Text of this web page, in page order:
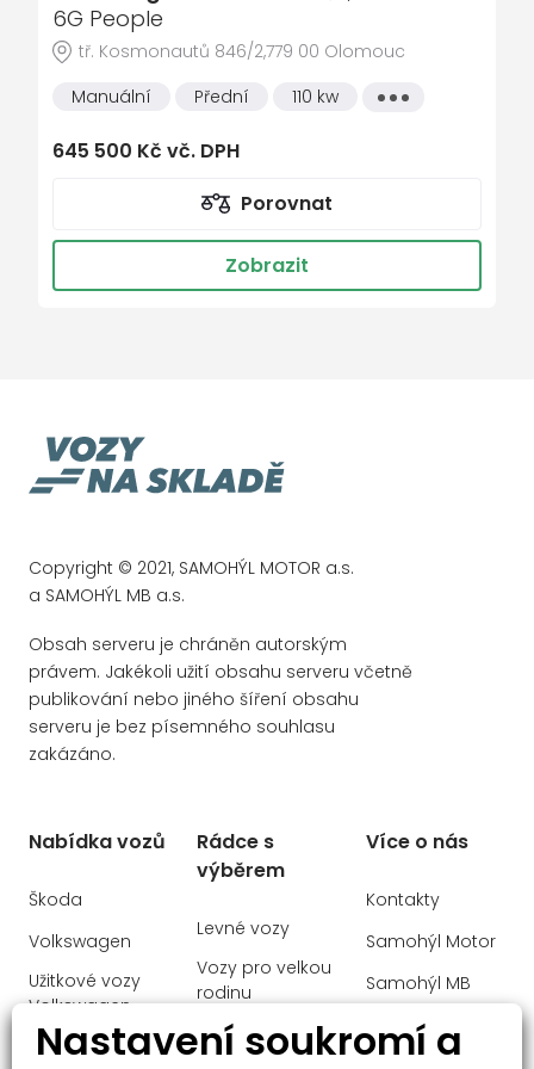
Airbag řidiče a spolujezdce
Parkovací senzory vepředu
Front assist/Nouzové brzdění
Rezervní kolo
Rozpoznání dopravních značek
Airbag hlavový
6G People
tř. Kosmonautů 846/2,779 00 Olomouc
Manuální
Přední 110 kw
Všechny
645 500 Kč vč. DPH
Porovnat
Zobrazit
Copyright © 2021, SAMOHÝL MOTOR a.s.
a SAMOHÝL MB a.s.
Obsah serveru je chráněn autorským
právem. Jakékoli užití obsahu serveru včetně
publikování nebo jiného šíření obsahu
serveru je bez písemného souhlasu
zakázáno.
Nabídka vozů
Škoda
Volkswagen
Užitkové vozy
Volkswagen
Audi
Rádce s
výběrem
Levné vozy
Vozy pro velkou
rodinu
Manažerské
vozy
Více o nás
Kontakty
Samohýl Motor
Samohýl MB
Ochrana
osobních údajů
Nastavení soukromí a